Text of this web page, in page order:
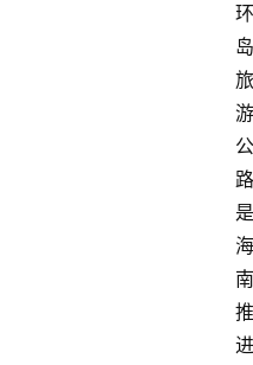
环
岛
旅
游
公
路
是
海
南
推
进